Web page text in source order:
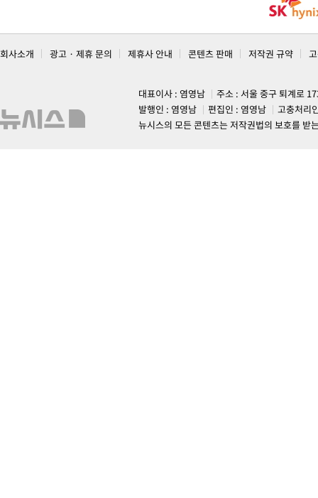
회사소개 광고 · 제휴 문의 제휴사 안내 콘텐츠 판매 저작권 규약
대표이사 : 염영남
주소 : 서울 중구 퇴계로
발행인 : 염영남
편집인 : 염영남
고충처리
뉴시스의 모든 콘텐츠는 저작권법의 보호를